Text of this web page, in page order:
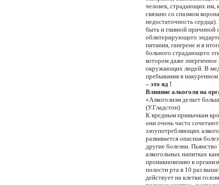
человек, страдающих им,
связано со спазмом
недостаточность
быть и главной причиной
облитерирующего
питания, гангрене и в
больного страдающего
котором даже
окружающих людей. В
пребывания в
– это яд !
Влияние алкоголя на
«Алкоголизм делает
(У.Гладстон)
К вредным привычкам
они очень часто
злоупотребляющих
развивается опасная
другие болезни.
алкогольных напитках
проникновению в
полости рта в 10 раз
действует на клетки